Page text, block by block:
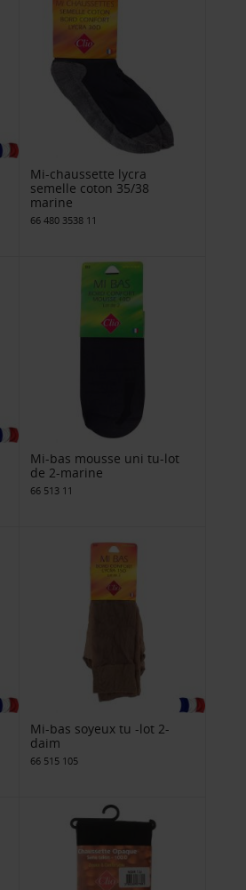
Mi-chaussette lycra
semelle coton 35/38
marine
66 480 3538 11
Mi-bas mousse uni tu-lot
de 2-marine
66 513 11
Mi-bas soyeux tu -lot 2-
daim
66 515 105